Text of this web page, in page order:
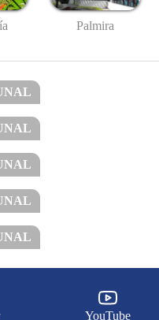
Palmira
YouTube